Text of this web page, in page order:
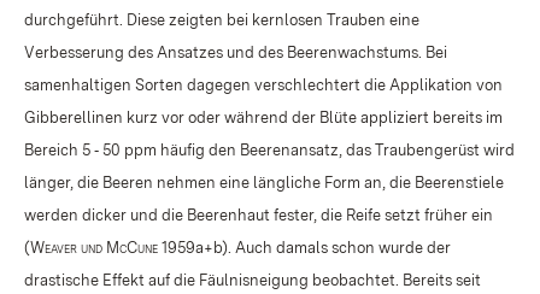
durchgeführt. Diese zeigten bei kernlosen Trauben eine
Verbesserung des Ansatzes und des Beerenwachstums. Bei
samenhaltigen Sorten dagegen verschlechtert die Applikation von
Gibberellinen kurz vor oder während der Blüte appliziert bereits im
Bereich 5 ‑ 50 ppm häufig den Beerenansatz, das Traubengerüst wird
länger, die Beeren nehmen eine längliche Form an, die Beerenstiele
werden dicker und die Beerenhaut fester, die Reife setzt früher ein
(Weaver und McCune 1959a+b). Auch damals schon wurde der
drastische Effekt auf die Fäulnisneigung beobachtet. Bereits seit